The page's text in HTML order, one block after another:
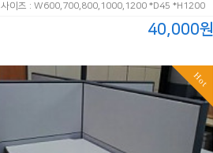
사이즈 : W600,700,800,1000,1200 *D45 *H1200
40,000원
Hot